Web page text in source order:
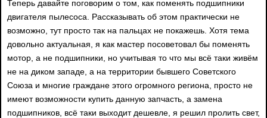
Теперь давайте поговорим о том, как поменять подшипники
двигателя пылесоса. Рассказывать об этом практически не
возможно, тут просто так на пальцах не покажешь. Хотя тема
довольно актуальная, я как мастер посоветовал бы поменять
мотор, а не подшипники, но учитывая то что мы всё таки живём
не на диком западе, а на территории бывшего Советского
Союза и многие граждане этого огромного региона, просто не
имеют возможности купить данную запчасть, а замена
подшипников, всё таки выходит дешевле, я решил пролить свет,